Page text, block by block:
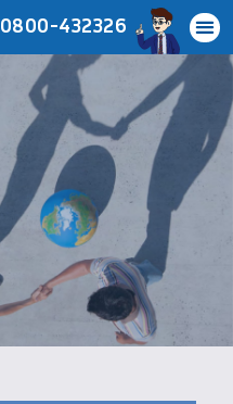
0800-432326